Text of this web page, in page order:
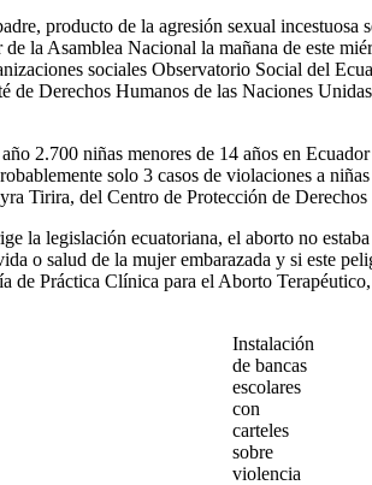
producto de la agresión sexual
la Asamblea Nacional la mañana de este
sociales Observatorio Social del
Derechos Humanos de las Naciones
2.700 niñas menores de 14 años en
solo 3 casos de violaciones a
Tirira, del Centro de Protección de Derechos
la legislación ecuatoriana, el aborto no
o salud de la mujer embarazada y si este
Práctica Clínica para el Aborto
Instalación
de bancas
escolares
con
carteles
sobre
violencia